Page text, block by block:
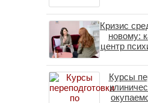
Кризис
новому:
центр
Курсы